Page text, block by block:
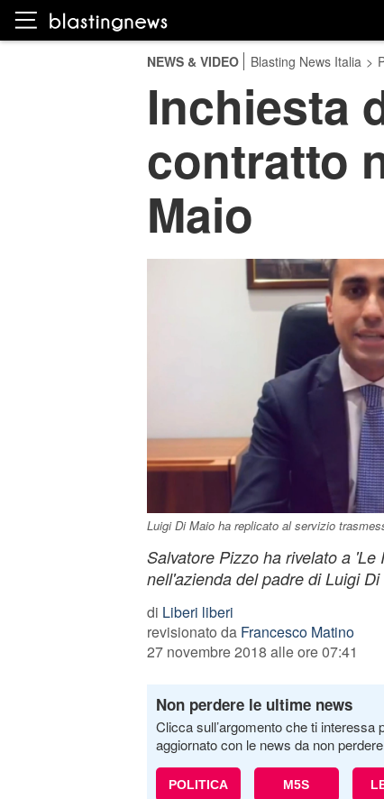
NEWS & VIDEO Blasting News Italia >
Inchiesta
contratto
Maio
Luigi Di Maio ha replicato al servizio
Salvatore Pizzo ha rivelato a
nell'azienda del padre di Luigi Di
di Liberi liberi
revisionato da Francesco Matino
27 novembre 2018 alle ore 07:41
Non perdere le ultime news
Clicca sull’argomento che ti interessa
aggiornato con le news da non
POLITICA M5S